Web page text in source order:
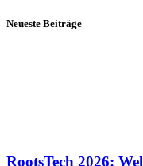
Neueste Beiträge
RootsTech 2026: